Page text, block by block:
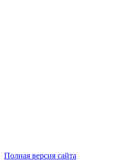
Полная версия сайта